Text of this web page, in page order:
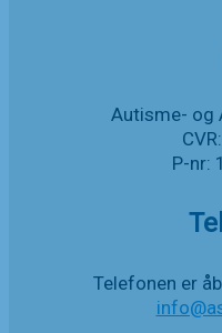
Autisme- og
P-nr:
Telefonen er